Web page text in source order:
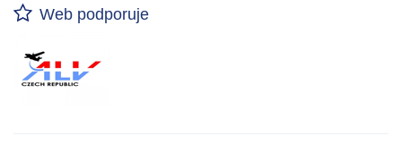
Web podporuje